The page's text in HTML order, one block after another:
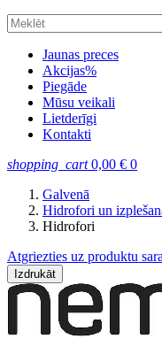
Jaunas preces
Akcijas%
Piegāde
Mūsu veikali
Lietderīgi
Kontakti
shopping_cart 0,00 € 0
Galvenā
Hidrofori un
Hidrofori
Atgriezties uz produktu
Izdrukāt